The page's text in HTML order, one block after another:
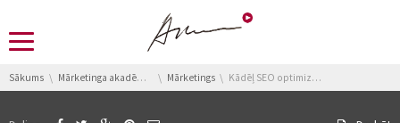
You are here:
Sākums Mārketinga akadēmija Mārketings Kādēļ SEO optimizācija ir svarīga un ko šajā ziņā nepieciešams ievērot?